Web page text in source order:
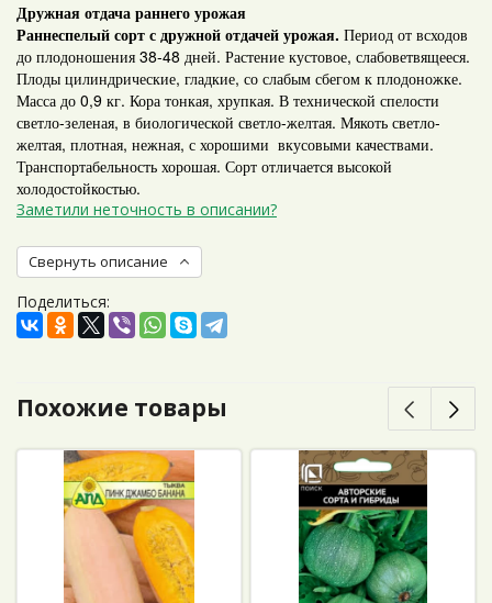
Дружная отдача раннего урожая
Раннеспелый сорт с дружной отдачей урожая. Период от всходов
до плодоношения 38-48 дней. Растение кустовое, слабоветвящееся.
Плоды цилиндрические, гладкие, со слабым сбегом к плодоножке.
Масса до 0,9 кг. Кора тонкая, хрупкая. В технической спелости
светло-зеленая, в биологической светло-желтая. Мякоть светло-
желтая, плотная, нежная, с хорошими вкусовыми качествами.
Транспортабельность хорошая. Сорт отличается высокой
холодостойкостью.
Заметили неточность в описании?
Свернуть описание
Поделиться:
Похожие товары